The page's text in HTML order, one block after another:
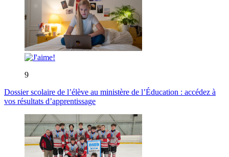
9
Dossier scolaire de l’élève au ministère de l’Éducation : accédez à
vos résultats d’apprentissage